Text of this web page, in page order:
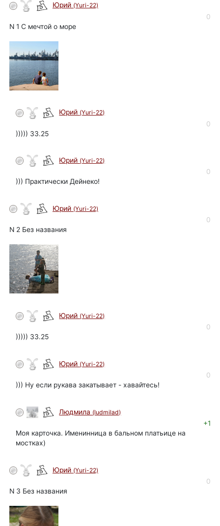
Юрий (Yuri-22)
0
N 1 С мечтой о море
Юрий (Yuri-22)
0
))))) 33.25
Юрий (Yuri-22)
0
))) Практически Дейнеко!
Юрий (Yuri-22)
0
N 2 Без названия
Юрий (Yuri-22)
0
))))) 33.25
Юрий (Yuri-22)
0
))) Ну если рукава закатывает - хавайтесь!
Людмила (ludmilad)
+1
Моя карточка. Именинница в бальном платьице на
мостках)
Юрий (Yuri-22)
0
N 3 Без названия